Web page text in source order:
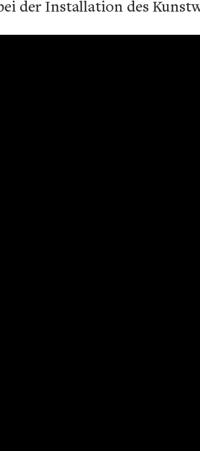
der Installation des